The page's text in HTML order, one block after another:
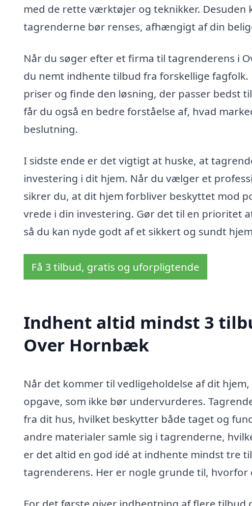
med de rette værktøjer og teknikker.
tagrenderne bør renses, afhængigt af din
Når du søger efter et firma til tagrenderens i
du nemt indhente tilbud fra forskellige
priser og finde den løsning, der passer bedst
får du også en bedre forståelse af, hvad
beslutning.
I sidste ende er det vigtigt at huske, at
investering i dit hjem. Når du vælger et
sikrer du, at dit hjem forbliver beskyttet mod
vrede i din investering. Gør det til en prioritet
så du kan nyde godt af et sikkert og sundt
Få 3 tilbud, gratis og uforpligtende
Indhent altid mindst 3
Over Hornbæk
Når det kommer til vedligeholdelse af dit
opgave, som ikke bør undervurderes.
fra dit hus, hvilket beskytter både taget og
andre materialer samle sig i tagrenderne,
er det altid en god idé at indhente mindst tre
tagrenderens. Her er nogle grunde til,